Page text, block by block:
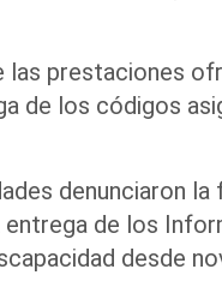
las prestaciones
de los códigos
denunciaron la
entrega de los
desde